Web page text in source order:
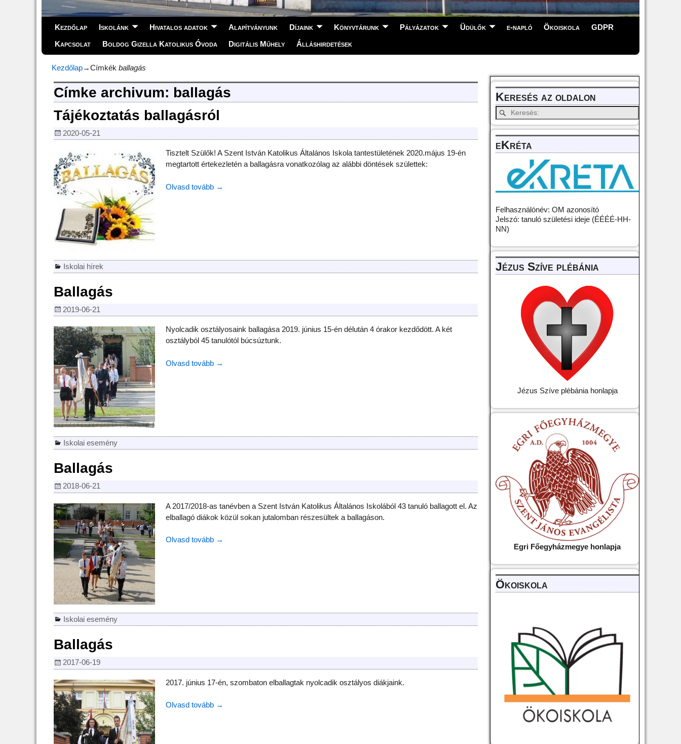
Kezdőlap Iskolánk Hivatalos adatok Alapítványunk Díjaink Könyvtárunk Pályázatok Üdülők e-napló Ökoiskola
GDPR
Kapcsolat
Boldog Gizella Katolikus Óvoda Digitális Műhely Álláshirdetések
Kezdőlap→Címkék ballagás
Címke archivum: ballagás
Tájékoztatás ballagásról
2020-05-21
Tisztelt Szülők! A Szent István Katolikus Általános Iskola tantestületének 2020.május 19-én
megtartott értekezletén a ballagásra vonatkozólag az alábbi döntések születtek:
Olvasd tovább →
Iskolai hírek
Ballagás
2019-06-21
Nyolcadik osztályosaink ballagása 2019. június 15-én délután 4 órakor kezdődött. A két
osztályból 45 tanulótól búcsúztunk.
Olvasd tovább →
Iskolai esemény
Ballagás
2018-06-21
A 2017/2018-as tanévben a Szent István Katolikus Általános Iskolából 43 tanuló ballagott el. Az
elballagó diákok közül sokan jutalomban részesültek a ballagáson.
Olvasd tovább →
Iskolai esemény
Ballagás
2017-06-19
2017. június 17-én, szombaton elballagtak nyolcadik osztályos diákjaink.
Olvasd tovább →
Keresés az oldalon
eKréta
Felhasználónév: OM azonosító
Jelszó: tanuló születési ideje (ÉÉÉÉ-HH-
NN)
Jézus Szíve plébánia
Jézus Szíve plébánia honlapja
Egri Főegyházmegye honlapja
Ökoiskola